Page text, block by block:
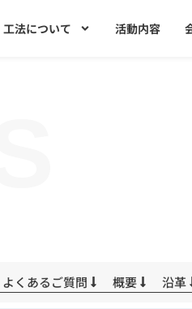
工法について 活動内容
よくあるご質問 概要 沿革